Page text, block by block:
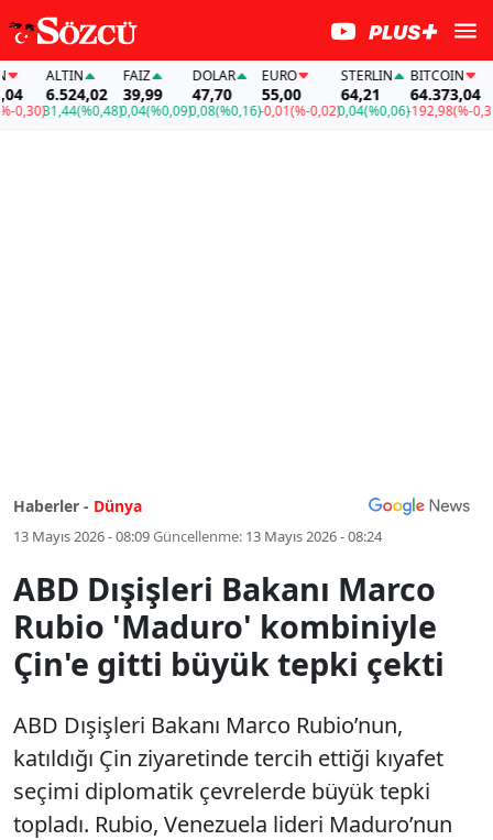
ALTIN
6.524,02
31,44(%0,48)
FAİZ
39,99
0,04(%0,09)
DOLAR
47,70
0,08(%0,16)
EURO
55,00
-0,01(%-0,02)
STERLIN
64,21
0,04(%0,06)
BITCOIN
64.373,04
-192,98(%-0,30)
Haberler - Dünya
13 Mayıs 2026 - 08:09Güncellenme: 13 Mayıs 2026 - 08:24
ABD Dışişleri Bakanı Marco
Rubio 'Maduro' kombiniyle
Çin'e gitti büyük tepki çekti
ABD Dışişleri Bakanı Marco Rubio’nun,
katıldığı Çin ziyaretinde tercih ettiği kıyafet
seçimi diplomatik çevrelerde büyük tepki
topladı. Rubio, Venezuela lideri Maduro’nun